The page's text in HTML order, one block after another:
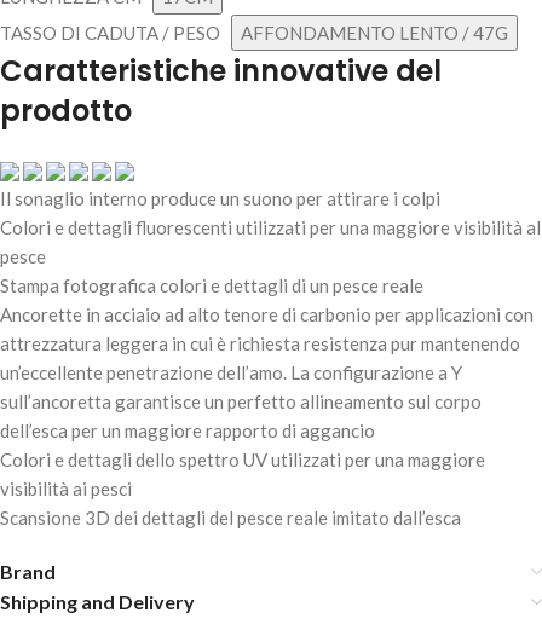
AGGIUNGI AL
CARRELLO
SAVAGE GEAR 3D HYBRID PIKE – PIKE
19,50€ 5 disponibili
AGGIUNGI AL
TASSO DI CADUTA / PESO
AFFONDAMENTO LENTO / 47G
Caratteristiche innovative del
prodotto
Il sonaglio interno produce un suono per attirare i colpi
Colori e dettagli fluorescenti utilizzati per una maggiore visibilità al
pesce
Stampa fotografica colori e dettagli di un pesce reale
Ancorette in acciaio ad alto tenore di carbonio per applicazioni con
attrezzatura leggera in cui è richiesta resistenza pur mantenendo
un’eccellente penetrazione dell’amo. La configurazione a Y
sull’ancoretta garantisce un perfetto allineamento sul corpo
dell’esca per un maggiore rapporto di aggancio
Colori e dettagli dello spettro UV utilizzati per una maggiore
visibilità ai pesci
Scansione 3D dei dettagli del pesce reale imitato dall’esca
Brand
Shipping and Delivery